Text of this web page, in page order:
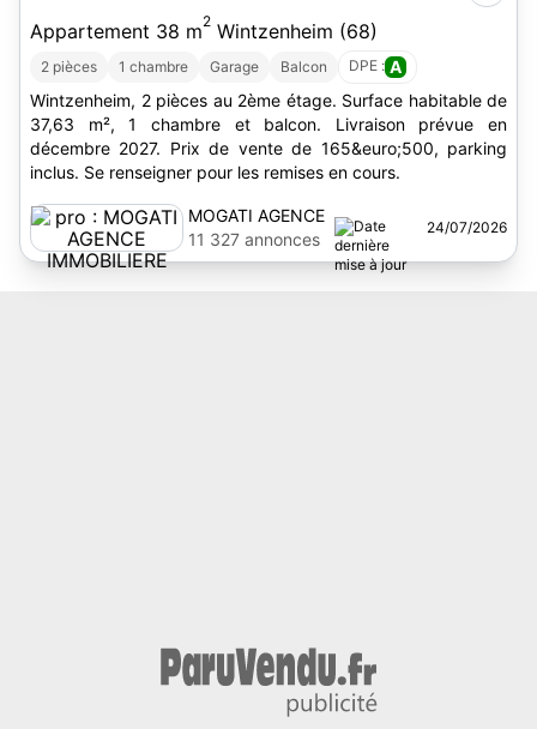
Appartement 38 m2 Wintzenheim (68)
2 pièces 1 chambre Garage Balcon DPE : A
Wintzenheim, 2 pièces au 2ème étage. Surface habitable de
37,63 m², 1 chambre et balcon. Livraison prévue en
décembre 2027. Prix de vente de 165&euro;500, parking
inclus. Se renseigner pour les remises en cours.
MOGATI AGENCE
IMMOBILIERE
11 327 annonces
24/07/2026